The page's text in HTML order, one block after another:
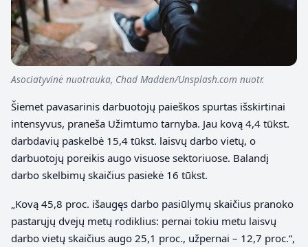
Asociatyvinė nuotrauka, Chad Madden/Unsplash.com nuotr.
Šiemet pavasarinis darbuotojų paieškos spurtas išskirtinai
intensyvus, praneša Užimtumo tarnyba. Jau kovą 4,4 tūkst.
darbdavių paskelbė 15,4 tūkst. laisvų darbo vietų, o
darbuotojų poreikis augo visuose sektoriuose. Balandį
darbo skelbimų skaičius pasiekė 16 tūkst.
„Kovą 45,8 proc. išaugęs darbo pasiūlymų skaičius pranoko
pastarųjų dvejų metų rodiklius: pernai tokiu metu laisvų
darbo vietų skaičius augo 25,1 proc., užpernai – 12,7 proc.“,